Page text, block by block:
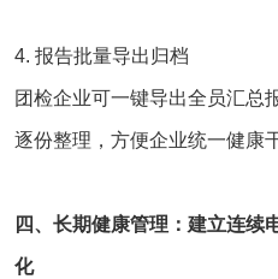
4. 报告批量导出归档
团检企业可一键导出全员汇总
逐份整理，方便企业统一健康
四、长期健康管理：建立连续
化